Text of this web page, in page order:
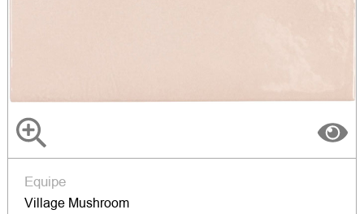
Equipe
Village Mushroom